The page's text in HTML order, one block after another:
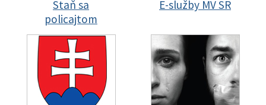
Staň sa
policajtom
E-služby MV SR